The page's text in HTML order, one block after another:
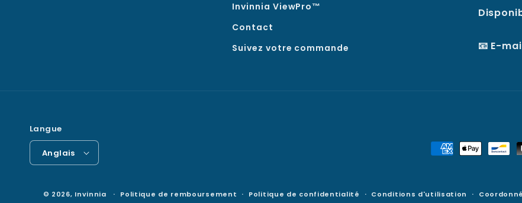
Invinnia ViewPro™
Contact
Suivez votre commande
📧 E-
Langue
Anglais
Modes
© 2026, Invinnia Politique de remboursement Politique de confidentialité Conditions d'utilisation